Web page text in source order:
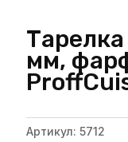
мм,
Артикул: 5712